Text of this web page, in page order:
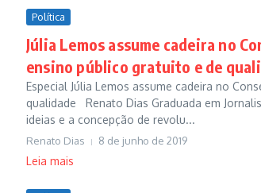
Política
Júlia Lemos assume cadeira no
ensino público gratuito e de
Especial Júlia Lemos assume cadeira no
qualidade Renato Dias Graduada em
ideias e a concepção de revolu...
Renato Dias 8 de junho de 2019
Leia mais